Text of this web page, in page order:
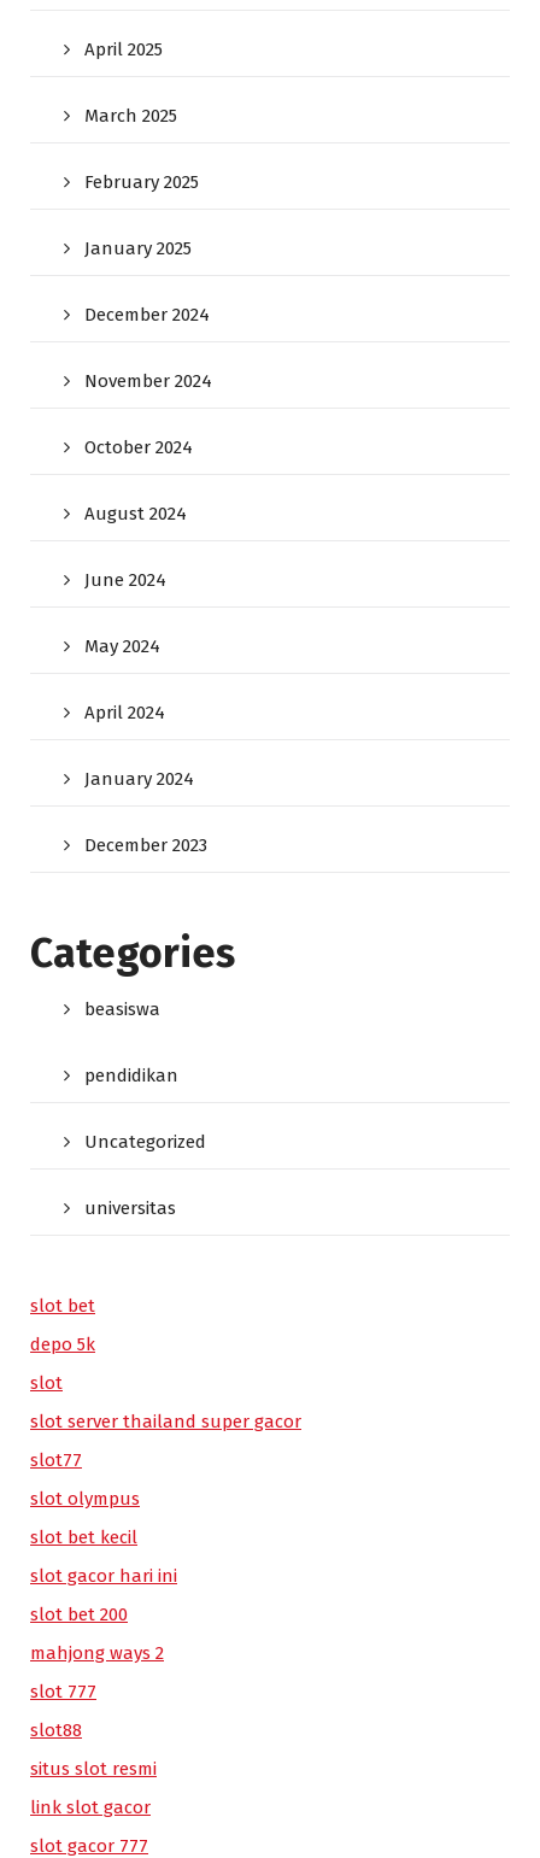
April 2025
March 2025
February 2025
January 2025
December 2024
November 2024
October 2024
August 2024
June 2024
May 2024
April 2024
January 2024
December 2023
Categories
beasiswa
pendidikan
Uncategorized
universitas
slot bet
depo 5k
slot
slot server thailand super gacor
slot77
slot olympus
slot bet kecil
slot gacor hari ini
slot bet 200
mahjong ways 2
slot 777
slot88
situs slot resmi
link slot gacor
slot gacor 777